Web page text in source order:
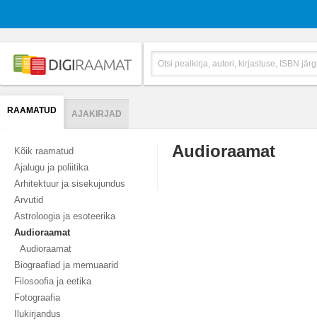
RAAMATUD AJAKIRJAD
Kõik raamatud
Ajalugu ja poliitika
Arhitektuur ja sisekujundus
Arvutid
Astroloogia ja esoteerika
Audioraamat
Audioraamat
Biograafiad ja memuaarid
Filosoofia ja eetika
Fotograafia
Ilukirjandus
Audioraamat